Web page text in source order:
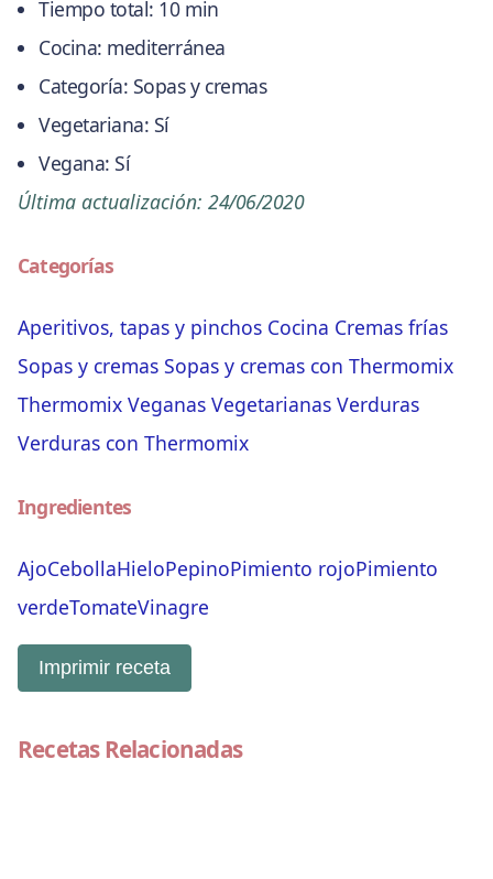
Tiempo total: 10 min
Cocina: mediterránea
Categoría: Sopas y cremas
Vegetariana: Sí
Vegana: Sí
Última actualización: 24/06/2020
Categorías
Aperitivos, tapas y pinchos Cocina Cremas frías
Sopas y cremas Sopas y cremas con Thermomix
Thermomix Veganas Vegetarianas Verduras
Verduras con Thermomix
Ingredientes
AjoCebollaHieloPepinoPimiento rojoPimiento
verdeTomateVinagre
Imprimir receta
Recetas Relacionadas